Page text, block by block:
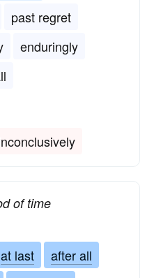
past regret
enduringly
of time
at last
after all